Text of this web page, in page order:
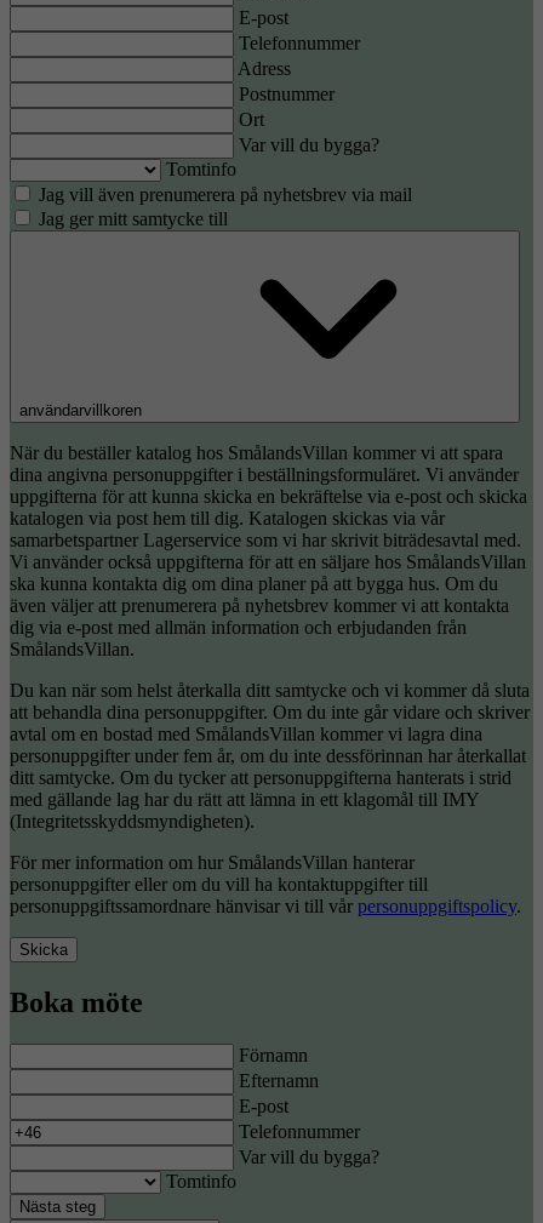
E-post
Telefonnummer
Adress
Postnummer
Ort
Var vill du bygga?
Tomtinfo
Jag vill även prenumerera på nyhetsbrev via mail
Jag ger mitt samtycke till
användarvillkoren
När du beställer katalog hos SmålandsVillan kommer vi att spara
dina angivna personuppgifter i beställningsformuläret. Vi använder
uppgifterna för att kunna skicka en bekräftelse via e-post och skicka
katalogen via post hem till dig. Katalogen skickas via vår
samarbetspartner Lagerservice som vi har skrivit biträdesavtal med.
Vi använder också uppgifterna för att en säljare hos SmålandsVillan
ska kunna kontakta dig om dina planer på att bygga hus. Om du
även väljer att prenumerera på nyhetsbrev kommer vi att kontakta
dig via e-post med allmän information och erbjudanden från
SmålandsVillan.
Du kan när som helst återkalla ditt samtycke och vi kommer då sluta
att behandla dina personuppgifter. Om du inte går vidare och skriver
avtal om en bostad med SmålandsVillan kommer vi lagra dina
personuppgifter under fem år, om du inte dessförinnan har återkallat
ditt samtycke. Om du tycker att personuppgifterna hanterats i strid
med gällande lag har du rätt att lämna in ett klagomål till IMY
(Integritetsskyddsmyndigheten).
För mer information om hur SmålandsVillan hanterar
personuppgifter eller om du vill ha kontaktuppgifter till
personuppgiftssamordnare hänvisar vi till vår personuppgiftspolicy.
Skicka
Boka möte
Förnamn
Efternamn
E-post
Telefonnummer
Var vill du bygga?
Tomtinfo
Nästa steg